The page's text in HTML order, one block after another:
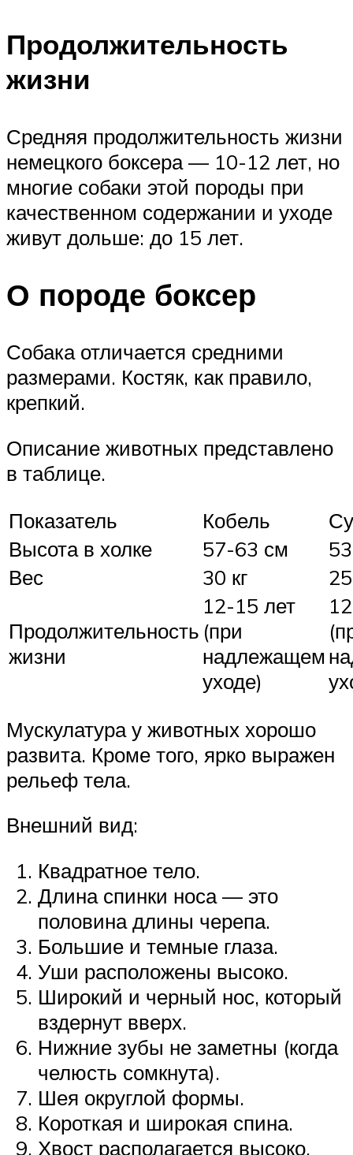
Продолжительность
жизни
Средняя продолжительность жизни
немецкого боксера — 10-12 лет, но
многие собаки этой породы при
качественном содержании и уходе
живут дольше: до 15 лет.
О породе боксер
Собака отличается средними
размерами. Костяк, как правило,
крепкий.
Описание животных представлено
в таблице.
Показатель
Кобель
Высота в холке
57-63 см
Вес
30 кг
Продолжительность
жизни
12-15 лет
(при
надлежащем
уходе)
Мускулатура у животных хорошо
развита. Кроме того, ярко выражен
рельеф тела.
Внешний вид:
Квадратное тело.
Длина спинки носа — это
половина длины черепа.
Большие и темные глаза.
Уши расположены высоко.
Широкий и черный нос, который
вздернут вверх.
Нижние зубы не заметны (когда
челюсть сомкнута).
Шея округлой формы.
Короткая и широкая спина.
Хвост располагается высоко.